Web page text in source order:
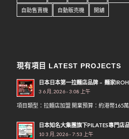
自助售賣機 自動販売機 開舖
現有項目 LATEST PROJECTS
日本日本第一拉麵店品牌﹣ 麵家
3 6 月, 2026 - 3:08 上午
項目類型：拉麵店加盟 開業預算：約港幣165
日本知名大集團旗下PILATES專門店
10 3 月, 2026 - 7:53 上午